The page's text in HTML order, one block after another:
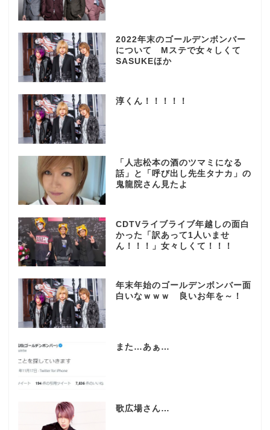
2022年末のゴールデンボンバー
について Mステで女々しくて
SASUKEほか
淳くん！！！！！
「人志松本の酒のツマミになる
話」と「呼び出し先生タナカ」の
鬼龍院さん見たよ
CDTVライブライブ年越しの面白
かった「訳あって1人いませ
ん！！！」女々しくて！！！
年末年始のゴールデンボンバー面
白いなｗｗｗ 良いお年を～！
また…あぁ…
歌広場さん…